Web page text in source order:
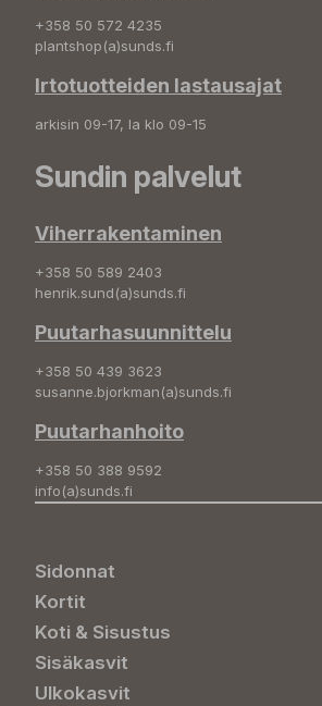
+358 50 572 4235
plantshop(a)sunds.fi
Irtotuotteiden lastausajat
arkisin 09-17, la klo 09-15
Sundin palvelut
Viherrakentaminen
+358 50 589 2403
henrik.sund(a)sunds.fi
Puutarhasuunnittelu
+358 50 439 3623
susanne.bjorkman(a)sunds.fi
Puutarhanhoito
+358 50 388 9592
info(a)sunds.fi
Sidonnat
Kortit
Koti & Sisustus
Sisäkasvit
Ulkokasvit